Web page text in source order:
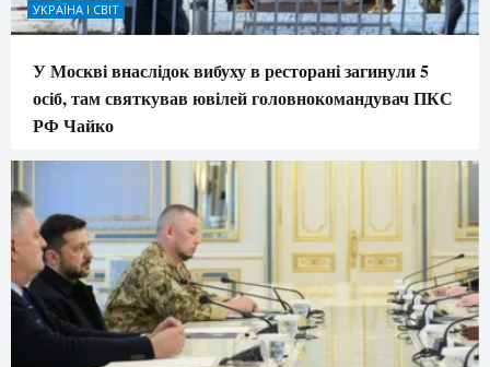
УКРАЇНА І СВІТ
У Москві внаслідок вибуху в ресторані загинули 5
осіб, там святкував ювілей головнокомандувач ПКС
РФ Чайко